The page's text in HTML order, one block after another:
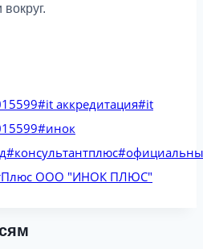
#it аккредитация#it
#инок
#консультантплюс#
ООО "ИНОК ПЛЮС"